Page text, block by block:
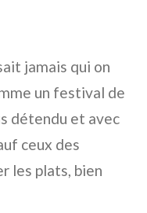
jamais qui on
un festival de
détendu et avec
ceux des
les plats, bien